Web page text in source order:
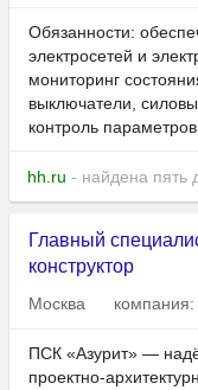
Обязанности:
электросетей и
мониторинг
выключатели,
контроль
hh.ru - найдена пять
Главный
конструктор
Москва компания:
ПСК «Азурит» —
проектно-